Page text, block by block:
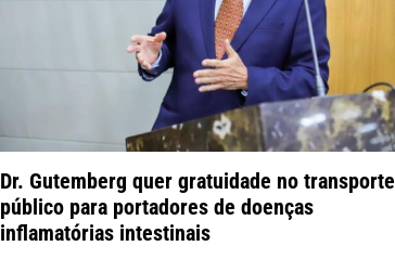
Dr. Gutemberg quer gratuidade no transporte
público para portadores de doenças
inflamatórias intestinais